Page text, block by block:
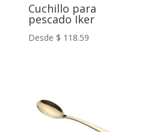
Cuchillo para
pescado Iker
Desde $ 118.59